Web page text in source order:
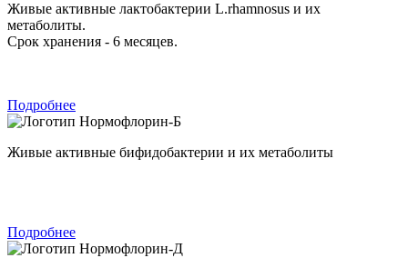
Живые активные лактобактерии L.rhamnosus и их
метаболиты.
Срок хранения - 6 месяцев.
Подробнее
Нормофлорин-Б
Живые активные бифидобактерии и их метаболиты
Подробнее
Нормофлорин-Д